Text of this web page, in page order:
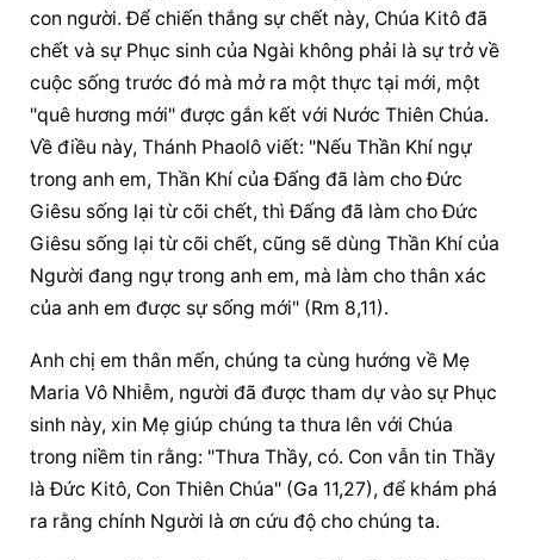
con người. Để chiến thắng sự chết này, Chúa Kitô đã
chết và sự Phục sinh của Ngài không phải là sự trở về
cuộc sống trước đó mà mở ra một thực tại mới, một
"quê hương mới" được gắn kết với Nước Thiên Chúa.
Về điều này, Thánh Phaolô viết: "Nếu Thần Khí ngự
trong anh em, Thần Khí của Đấng đã làm cho Đức
Giêsu sống lại từ cõi chết, thì Đấng đã làm cho Đức
Giêsu sống lại từ cõi chết, cũng sẽ dùng Thần Khí của
Người đang ngự trong anh em, mà làm cho thân xác
của anh em được sự sống mới" (Rm 8,11).
Anh chị em thân mến, chúng ta cùng hướng về Mẹ
Maria Vô Nhiễm, người đã được tham dự vào sự Phục
sinh này, xin Mẹ giúp chúng ta thưa lên với Chúa
trong niềm tin rằng: "Thưa Thầy, có. Con vẫn tin Thầy
là Đức Kitô, Con Thiên Chúa" (Ga 11,27), để khám phá
ra rằng chính Người là ơn cứu độ cho chúng ta.